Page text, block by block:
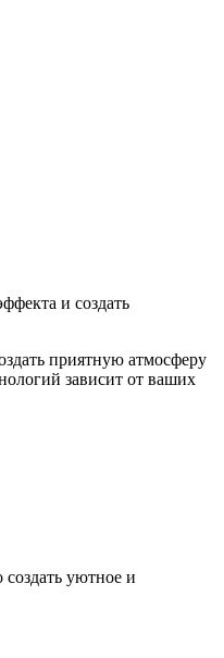
и создать
приятную атмосферу
зависит от ваших
уютное и